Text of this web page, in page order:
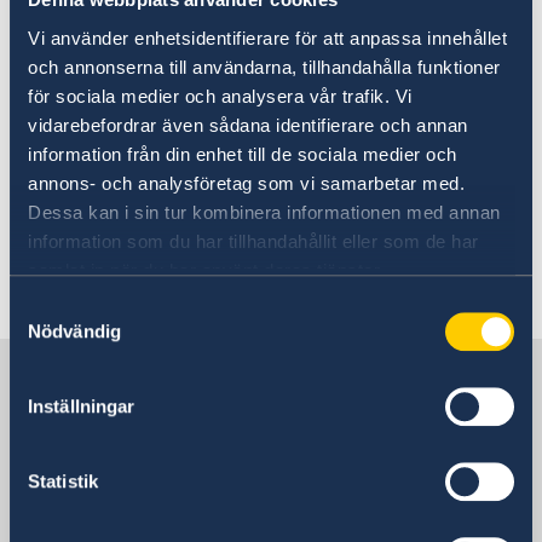
Vi använder enhetsidentifierare för att anpassa innehållet
och annonserna till användarna, tillhandahålla funktioner
för sociala medier och analysera vår trafik. Vi
vidarebefordrar även sådana identifierare och annan
information från din enhet till de sociala medier och
annons- och analysföretag som vi samarbetar med.
Dessa kan i sin tur kombinera informationen med annan
information som du har tillhandahållit eller som de har
samlat in när du har använt deras tjänster.
Nödvändig
Inställningar
Statistik
Registrera nyfödd utomlands
Vigsel inför utländsk myndighet i utlandet
Vigsel inför svensk myndighet i utlandet
Avgifter
Apostille och legalisering av handlingar
Reseinformation
Ambassadens reseinformation
Aktuella händelser
Allmänna säkerhetsläget
Terrorism
Naturförhållanden och katastrofer
In- och utresebestämmelser
Lokala lagar och sedvänjor
Försäkringsskydd
Om olyckan är framme
Arv i internationella situationer
Handel & service för svenska företag
Handel med Sverige
Anmäla handelshinder
Ansökan om pass för minderårig
Här finns grundläggande information som
gäller för alla länder. I vissa länder gäller
dessutom ytterligare villkor. Kontakta ansvarig
ambassad för mer information.
Läs mer